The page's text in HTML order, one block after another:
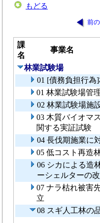
もどる
前
課
名
事業名
林業試験場
01 [債務負担行為
01 林業試験場管
02 林業試験場施
03 木質バイオマ
関する実証試験
04 長伐期施業に
05 低コスト再造
06 シカによる造
ーシェルターの
07 ナラ枯れ被害
立
08 スギ人工林の